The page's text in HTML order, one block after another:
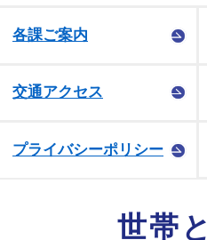
各課ご案内
交通アクセス
プライバシーポリシー